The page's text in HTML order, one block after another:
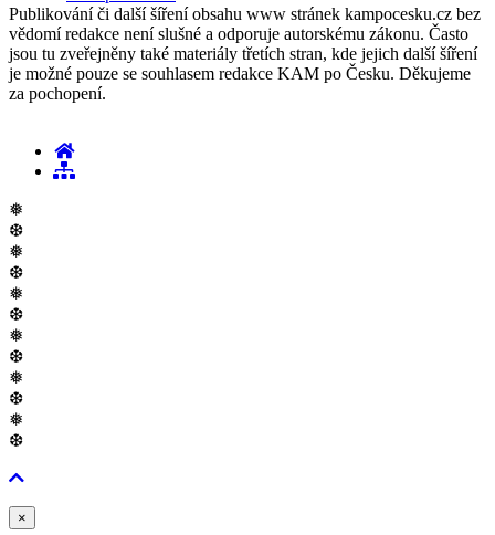
Publikování či další šíření obsahu www stránek kampocesku.cz bez
vědomí redakce není slušné a odporuje autorskému zákonu. Často
jsou tu zveřejněny také materiály třetích stran, kde jejich další šíření
je možné pouze se souhlasem redakce KAM po Česku. Děkujeme
za pochopení.
❅
❆
❅
❆
❅
❆
❅
❆
❅
❆
❅
❆
×